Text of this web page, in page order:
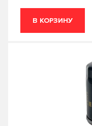
В КОРЗИНУ